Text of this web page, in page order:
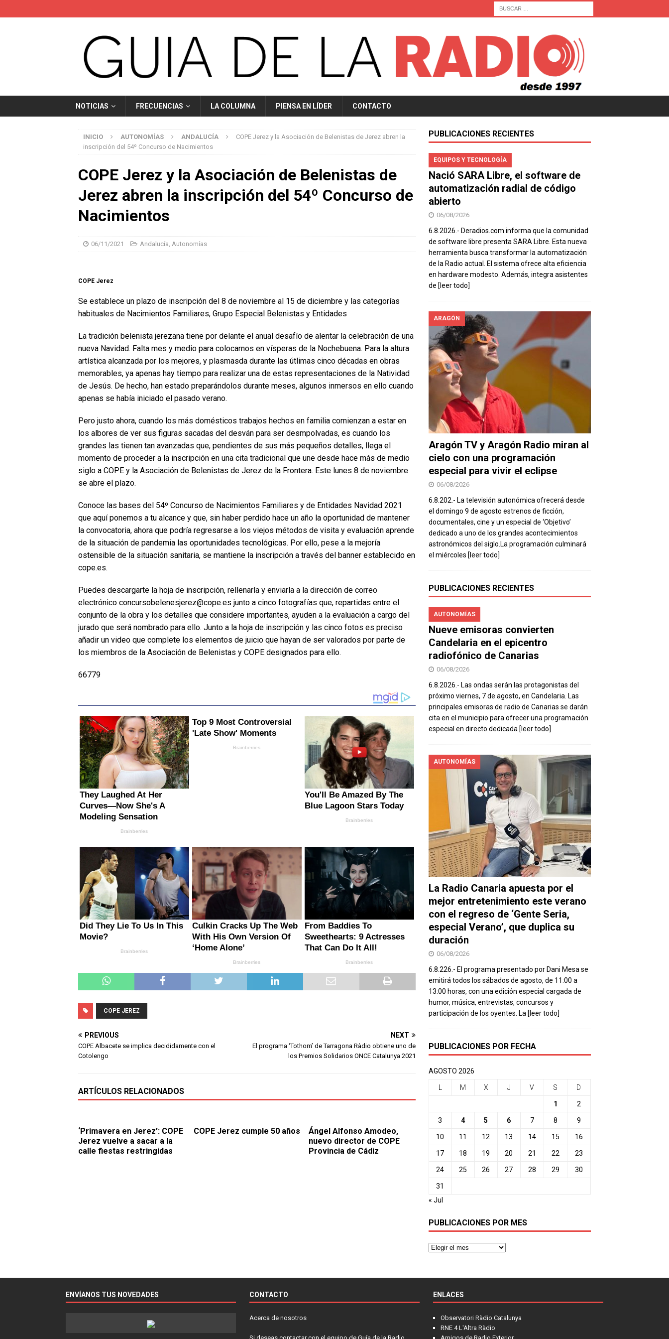
NOTICIAS FRECUENCIAS LA COLUMNA PIENSA EN LÍDER CONTACTO
INICIO AUTONOMÍAS ANDALUCÍA
COPE Jerez y la Asociación de Belenistas de Jerez abren la
inscripción del 54º Concurso de Nacimientos
COPE Jerez y la Asociación de Belenistas de
Jerez abren la inscripción del 54º Concurso de
Nacimientos
06/11/2021 Andalucía Autonomías
COPE Jerez
Se establece un plazo de inscripción del 8 de noviembre al 15 de diciembre y las categorías
habituales de Nacimientos Familiares, Grupo Especial Belenistas y Entidades
La tradición belenista jerezana tiene por delante el anual desafío de alentar la celebración de una
nueva Navidad. Falta mes y medio para colocarnos en vísperas de la Nochebuena. Para la altura
artística alcanzada por los mejores, y plasmasda durante las útlimas cinco décadas en obras
memorables, ya apenas hay tiempo para realizar una de estas representaciones de la Natividad
de Jesús. De hecho, han estado preparándolos durante meses, algunos inmersos en ello cuando
apenas se había iniciado el pasado verano.
Pero justo ahora, cuando los más domésticos trabajos hechos en familia comienzan a estar en
los albores de ver sus figuras sacadas del desván para ser desmpolvadas, es cuando los
grandes las tienen tan avanzadas que, pendientes de sus más pequeños detalles, llega el
momento de proceder a la inscripción en una cita tradicional que une desde hace más de medio
siglo a COPE y la Asociación de Belenistas de Jerez de la Frontera. Este lunes 8 de noviembre
se abre el plazo.
Conoce las bases del 54º Concurso de Nacimientos Familiares y de Entidades Navidad 2021
que aquí ponemos a tu alcance y que, sin haber perdido hace un año la oportunidad de mantener
la convocatoria, ahora que podría regresarse a los viejos métodos de visita y evaluación aprende
de la situación de pandemia las oportunidades tecnológicas. Por ello, pese a la mejoría
ostensible de la situación sanitaria, se mantiene la inscripción a través del banner establecido en
cope.es.
Puedes descargarte la hoja de inscripción, rellenarla y enviarla a la dirección de correo
electrónico concursobelenesjerez@cope.es junto a cinco fotografías que, repartidas entre el
conjunto de la obra y los detalles que considere importantes, ayuden a la evaluación a cargo del
jurado que será nombrado para ello. Junto a la hoja de inscripción y las cinco fotos es preciso
añadir un video que complete los elementos de juicio que hayan de ser valorados por parte de
los miembros de la Asociación de Belenistas y COPE designados para ello.
66779
COPE JEREZ
PREVIOUS
COPE Albacete se implica decididamente con el
Cotolengo
NEXT
El programa ‘Tothom’ de Tarragona Ràdio obtiene uno de
los Premios Solidarios ONCE Catalunya 2021
ARTÍCULOS RELACIONADOS
‘Primavera en Jerez’: COPE
Jerez vuelve a sacar a la
calle fiestas restringidas
COPE Jerez cumple 50 años
Ángel Alfonso Amodeo,
nuevo director de COPE
Provincia de Cádiz
PUBLICACIONES RECIENTES
EQUIPOS Y TECNOLOGÍA
Nació SARA Libre, el software de
automatización radial de código
abierto
06/08/2026
6.8.2026.- Deradios.com informa que la comunidad
de software libre presenta SARA Libre. Esta nueva
herramienta busca transformar la automatización
de la Radio actual. El sistema ofrece alta eficiencia
en hardware modesto. Además, integra asistentes
de [leer todo]
ARAGÓN
Aragón TV y Aragón Radio miran al
cielo con una programación
especial para vivir el eclipse
06/08/2026
6.8.202.- La televisión autonómica ofrecerá desde
el domingo 9 de agosto estrenos de ficción,
documentales, cine y un especial de ‘Objetivo’
dedicado a uno de los grandes acontecimientos
astronómicos del siglo.La programación culminará
el miércoles [leer todo]
PUBLICACIONES RECIENTES
AUTONOMÍAS
Nueve emisoras convierten
Candelaria en el epicentro
radiofónico de Canarias
06/08/2026
6.8.2026.- Las ondas serán las protagonistas del
próximo viernes, 7 de agosto, en Candelaria. Las
principales emisoras de radio de Canarias se darán
cita en el municipio para ofrecer una programación
especial en directo dedicada [leer todo]
AUTONOMÍAS
La Radio Canaria apuesta por el
mejor entretenimiento este verano
con el regreso de ‘Gente Seria,
especial Verano’, que duplica su
duración
06/08/2026
6.8.226.- El programa presentado por Dani Mesa se
emitirá todos los sábados de agosto, de 11:00 a
13:00 horas, con una edición especial cargada de
humor, música, entrevistas, concursos y
participación de los oyentes. La [leer todo]
PUBLICACIONES POR FECHA
AGOSTO 2026
L M X J V S D
1 2
3 4 5 6 7 8 9
10 11 12 13 14 15 16
17 18 19 20 21 22 23
24 25 26 27 28 29 30
31
« Jul
PUBLICACIONES POR MES
ENVÍANOS TUS NOVEDADES CONTACTO
Acerca de nosotros
ENLACES
Observatori Ràdio Catalunya
RNE 4 L'Altra Ràdio